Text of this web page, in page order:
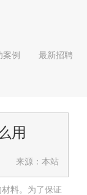
案例 最新招聘
用
来源：本站
料。为了保证